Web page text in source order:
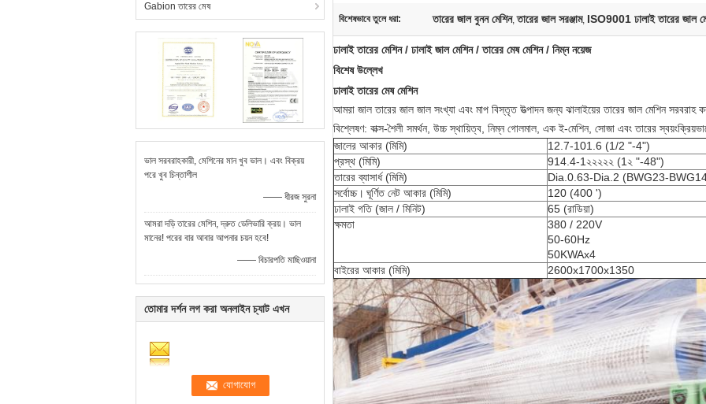
Gabion তারের মেষ
ভাল সরবরাহকারী, মেশিনের মান খুব ভাল। এবং বিক্রয়
পরে খুব চিন্তাশীল
—— ধীরজ সুরনা
আমরা দড়ি তারের মেশিন, দ্রুত ডেলিভারি ক্রয়। ভাল
মানের! পরের বার আবার আপনার চয়ন হবে!
—— বিচারপতি মাছিওয়ানা
তোমার দর্শন লগ করা অনলাইন চ্যাট এখন
বিশেষভাবে তুলে ধরা: তারের জাল বুনন মেশিন,তারের জাল সরঞ্জাম, ISO9001 ঢালাই তারের জাল
ঢালাই তারের মেশিন / ঢালাই জাল মেশিন / তারের মেষ মেশিন / নিম্ন নয়েজ
বিশেষ উল্লেখ
ঢালাই তারের মেষ মেশিন
আমরা জাল তারের জাল জাল সংখ্যা এবং মাপ বিস্তৃত উত্পাদন জন্য ঝালাইয়ের তারের জাল মেশিন সরবরাহ
বিশ্লেষণ: বাক্স-শৈলী সমর্থন, উচ্চ স্থায়িত্ব, নিম্ন গোলমাল, এক ই-মেশিন, সোজা এবং তারের
জালের আকার (মিমি)
12.7-101.6 (1/2 "-4")
প্রস্থ (মিমি)
914.4-1২২২২২ (1২ "-48")
তারের ব্যাসার্ধ (মিমি)
Dia.0.63-Dia.2 (BWG23-
সর্বোচ্চ। ঘূর্ণিত নেট আকার (মিমি)
120 (400 ')
ঢালাই গতি (জাল / মিনিট)
65 (রাডিয়া)
ক্ষমতা
380 / 220V
50-60Hz
50KWAx4
বাইরের আকার (মিমি)
2600x1700x1350